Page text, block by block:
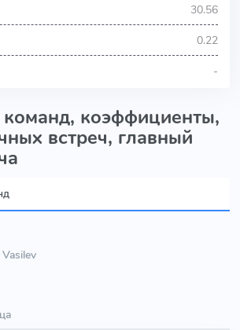
30.56
0.22
-
команд, коэффициенты,
встреч, главный